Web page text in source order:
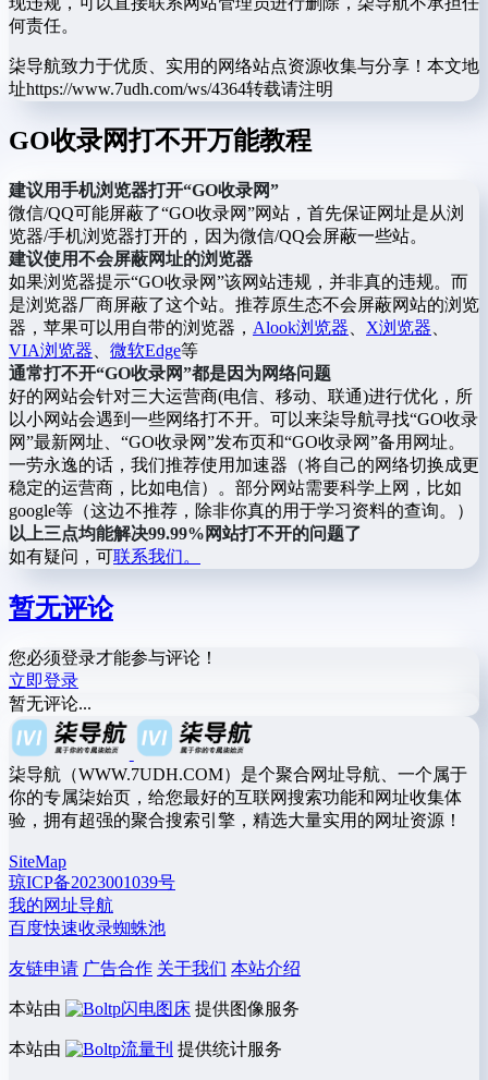
何责任。
柒导航致力于优质、实用的网络站点资源收集与分享！ 本文地
址https://www.7udh.com/ws/4364转载请注明
GO收录网打不开万能教程
建议用手机浏览器打开“GO收录网”
微信/QQ可能屏蔽了“GO收录网”网站，首先保证网址是从浏
览器/手机浏览器打开的，因为微信/QQ会屏蔽一些站。
建议使用不会屏蔽网址的浏览器
如果浏览器提示“GO收录网”该网站违规，并非真的违规。而
是浏览器厂商屏蔽了这个站。推荐原生态不会屏蔽网站的浏览
器，苹果可以用自带的浏览器， Alook浏览器 X浏览器
VIA浏览器
微软Edge等
通常打不开“GO收录网”都是因为网络问题
好的网站会针对三大运营商(电信、移动、联通)进行优化，所
以小网站会遇到一些网络打不开。可以来柒导航寻找“GO收录
网”最新网址、“GO收录网”发布页和“GO收录网”备用网址。
一劳永逸的话，我们推荐使用加速器（将自己的网络切换成更
稳定的运营商，比如电信）。部分网站需要科学上网，比如
google等（这边不推荐，除非你真的用于学习资料的查询。）
以上三点均能解决99.99%网站打不开的问题了
如有疑问，可联系我们。
暂无评论
您必须登录才能参与评论！
立即登录
暂无评论...
柒导航（WWW.7UDH.COM）是个聚合网址导航、一个属于
你的专属柒始页，给您最好的互联网搜索功能和网址收集体
验，拥有超强的聚合搜索引擎，精选大量实用的网址资源！
SiteMap
琼ICP备2023001039号
我的网址导航
百度快速收录蜘蛛池
友链申请 广告合作 关于我们 本站介绍
本站由 闪电图床 提供图像服务
本站由 流量刊 提供统计服务